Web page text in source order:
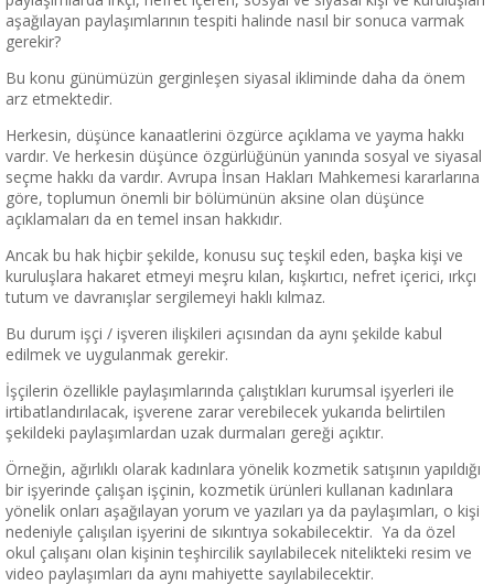
aşağılayan paylaşımlarının tespiti halinde nasıl bir sonuca varmak
gerekir?
Bu konu günümüzün gerginleşen siyasal ikliminde daha da önem
arz etmektedir.
Herkesin, düşünce kanaatlerini özgürce açıklama ve yayma hakkı
vardır. Ve herkesin düşünce özgürlüğünün yanında sosyal ve siyasal
seçme hakkı da vardır. Avrupa İnsan Hakları Mahkemesi kararlarına
göre, toplumun önemli bir bölümünün aksine olan düşünce
açıklamaları da en temel insan hakkıdır.
Ancak bu hak hiçbir şekilde, konusu suç teşkil eden, başka kişi ve
kuruluşlara hakaret etmeyi meşru kılan, kışkırtıcı, nefret içerici, ırkçı
tutum ve davranışlar sergilemeyi haklı kılmaz.
Bu durum işçi / işveren ilişkileri açısından da aynı şekilde kabul
edilmek ve uygulanmak gerekir.
İşçilerin özellikle paylaşımlarında çalıştıkları kurumsal işyerleri ile
irtibatlandırılacak, işverene zarar verebilecek yukarıda belirtilen
şekildeki paylaşımlardan uzak durmaları gereği açıktır.
Örneğin, ağırlıklı olarak kadınlara yönelik kozmetik satışının yapıldığı
bir işyerinde çalışan işçinin, kozmetik ürünleri kullanan kadınlara
yönelik onları aşağılayan yorum ve yazıları ya da paylaşımları, o kişi
nedeniyle çalışılan işyerini de sıkıntıya sokabilecektir. Ya da özel
okul çalışanı olan kişinin teşhircilik sayılabilecek nitelikteki resim ve
video paylaşımları da aynı mahiyette sayılabilecektir.